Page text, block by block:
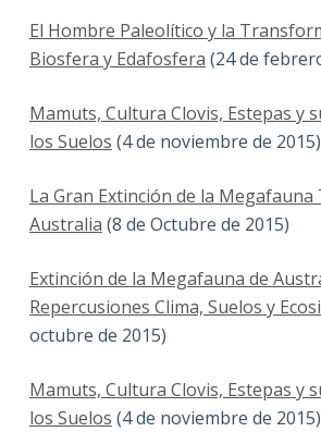
El Hombre Paleolítico y la
Biosfera y Edafosfera (24 de
Mamuts, Cultura Clovis, Estepas y
los Suelos (4 de noviembre de 2015)
La Gran Extinción de la
Australia (8 de Octubre de 2015)
Extinción de la Megafauna de
Repercusiones Clima, Suelos y
octubre de 2015)
Mamuts, Cultura Clovis, Estepas y
los Suelos (4 de noviembre de 2015)